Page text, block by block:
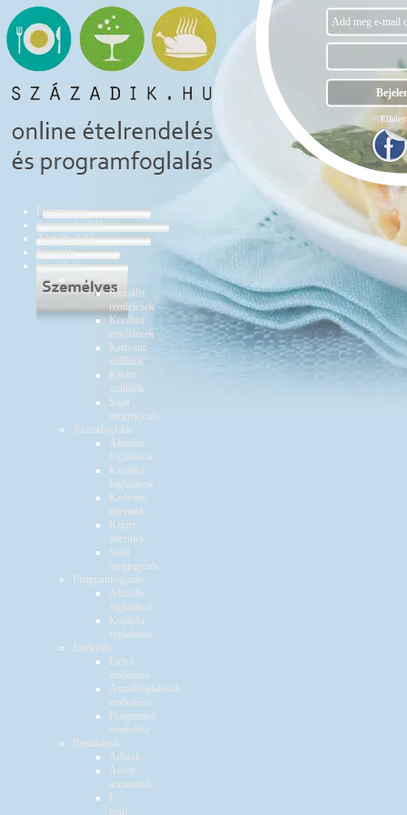
Ételrendelés
Programfoglalás
Asztalfoglalás
Éttermek
Személyes
Ételrendelés
Aktuális
rendelések
Korábbi
rendelések
Kedvenc
szállítók
Kizárt
szállítók
Saját
megjegyzés
Asztalfoglalás
Aktuális
foglalások
Korábbi
foglalások
Kedvenc
éttermek
Kizárt
éttermek
Saját
megjegyzés
Programfoglalás
Aktuális
foglalások
Korábbi
foglalások
Értékelés
Ételek
értékelése
Asztalfoglalások
értékelése
Programok
értékelése
Beállítások
Adatok
Átvett
accountok
E-
mail